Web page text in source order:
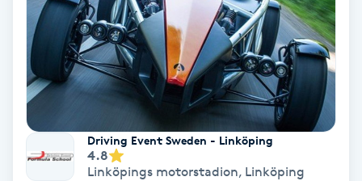
PRP (Platelet Rich Plasma)
PRX-T33
Psoriasis
Driving Event Sweden - Linköping
4.8
Linköpings motorstadion, Linköping